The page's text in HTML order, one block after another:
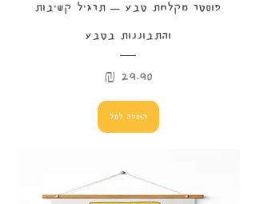
פוסטר מקלחת טבע – תרגיל קשיבות
והתבוננות בטבע
מחיר
הוספה לסל